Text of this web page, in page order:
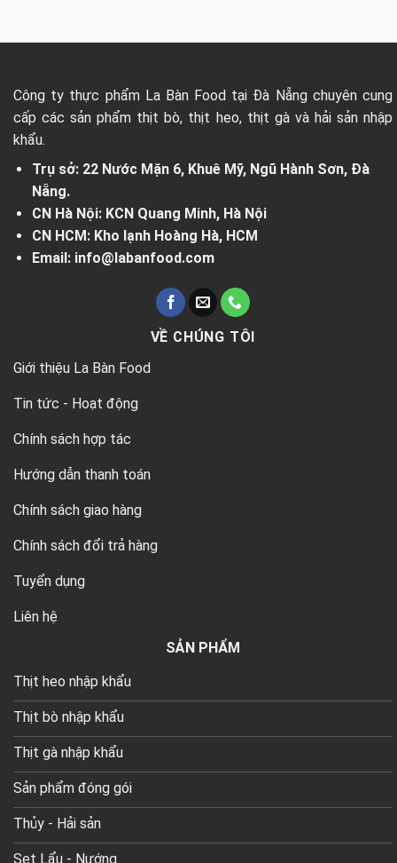
Công ty thực phẩm La Bàn Food tại Đà Nẵng chuyên cung
cấp các sản phẩm thịt bò, thịt heo, thịt gà và hải sản nhập
khẩu.
Trụ sở: 22 Nước Mặn 6, Khuê Mỹ, Ngũ Hành Sơn, Đà
Nẵng.
CN Hà Nội: KCN Quang Minh, Hà Nội
CN HCM: Kho lạnh Hoàng Hà, HCM
Email: info@labanfood.com
VỀ CHÚNG TÔI
Giới thiệu La Bàn Food
Tin tức - Hoạt động
Chính sách hợp tác
Hướng dẫn thanh toán
Chính sách giao hàng
Chính sách đổi trả hàng
Tuyển dụng
Liên hệ
SẢN PHẨM
Thịt heo nhập khẩu
Thịt bò nhập khẩu
Thịt gà nhập khẩu
Sản phẩm đóng gói
Thủy - Hải sản
Set Lẩu - Nướng